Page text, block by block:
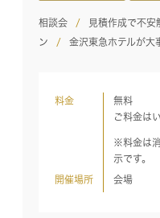
相談会 見積作成で不安
ン
金沢東急ホテルが大
料金
無料
ご料金は
※料金は
示です。
開催場所 会場